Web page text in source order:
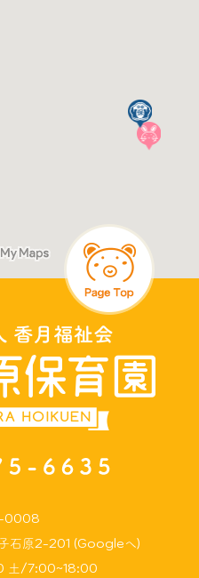
0008
石原2-201 (Googleへ)
土/7:00~18:00